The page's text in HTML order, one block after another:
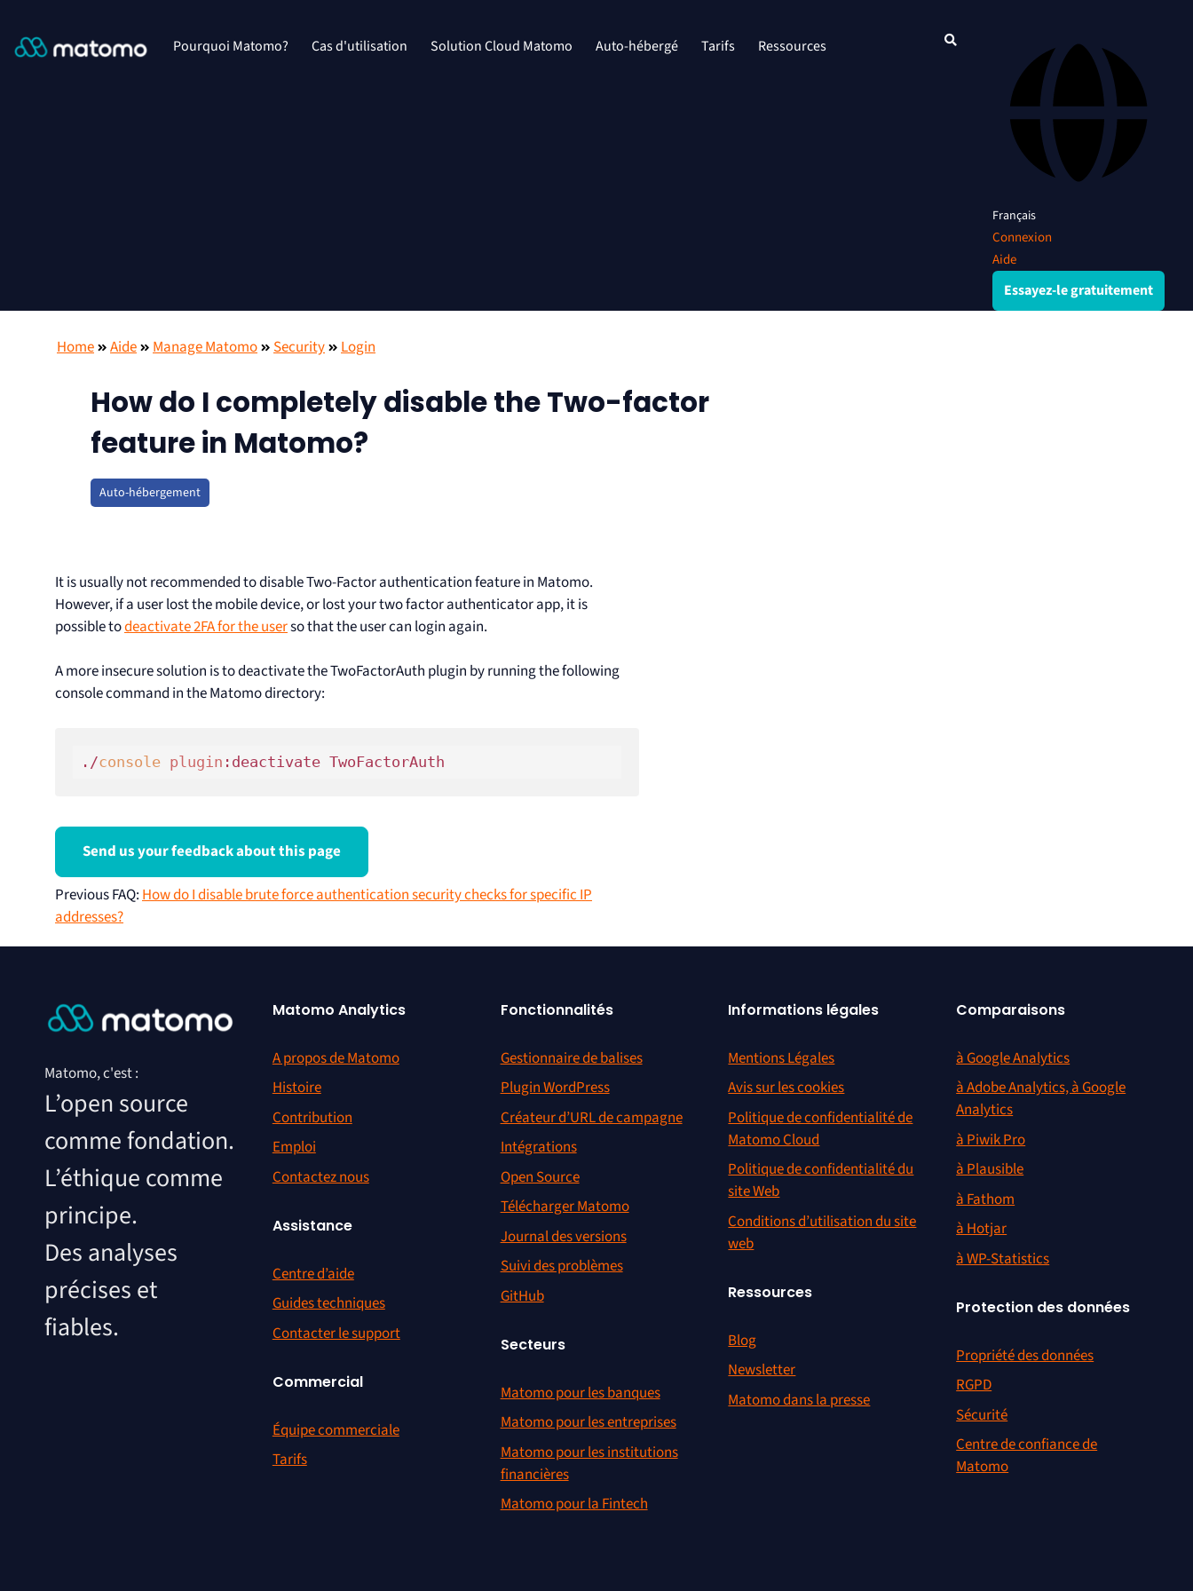
Pourquoi Matomo? Cas d'utilisation Solution Cloud Matomo Auto-hébergé Tarifs Ressources
Français
Connexion
Aide
Essayez-le gratuitement
Home Aide Manage Matomo Security Login
How do I completely disable the Two-factor
feature in Matomo?
Auto-hébergement
It is usually not recommended to disable Two-Factor authentication feature in Matomo.
However, if a user lost the mobile device, or lost your two factor authenticator app, it is
possible todeactivate 2FA for the userso that the user can login again.
A more insecure solution is to deactivate the TwoFactorAuth plugin by running the following
console command in the Matomo directory:
./console plugin
Send us your feedback about this page
Previous FAQ: How do I disable brute force authentication security checks for specific IP
addresses?
Matomo, c'est :
L’open source
comme fondation.
L’éthique comme
principe.
Des analyses
précises et
fiables.
Matomo Analytics
A propos de Matomo
Histoire
Contribution
Emploi
Contactez nous
Assistance
Centre d’aide
Guides techniques
Contacter le support
Commercial
Équipe commerciale
Tarifs
Fonctionnalités
Gestionnaire de balises
Plugin WordPress
Créateur d’URL de campagne
Intégrations
Open Source
Télécharger Matomo
Journal des versions
Suivi des problèmes
GitHub
Secteurs
Matomo pour les banques
Matomo pour les entreprises
Matomo pour les institutions
financières
Matomo pour la Fintech
Informations légales
Mentions Légales
Avis sur les cookies
Politique de confidentialité de
Matomo Cloud
Politique de confidentialité du
site Web
Conditions d’utilisation du site
web
Ressources
Blog
Newsletter
Matomo dans la presse
Comparaisons
à Google Analytics
à Adobe Analytics, à Google
Analytics
à Piwik Pro
à Plausible
à Fathom
à Hotjar
à WP-Statistics
Protection des données
Propriété des données
RGPD
Sécurité
Centre de confiance de
Matomo